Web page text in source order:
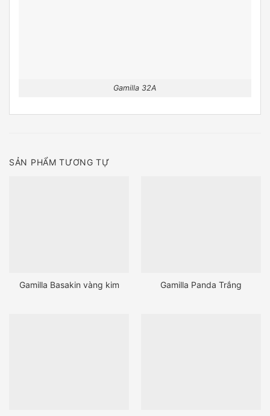
Gamilla 32A
SẢN PHẨM TƯƠNG TỰ
Gamilla Basakin vàng kim Gamilla Panda Trắng